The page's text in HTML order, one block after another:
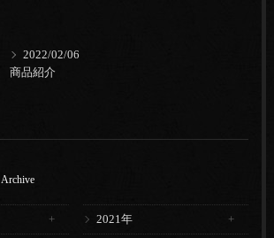
2022/02/06
商品紹介
Archive
2021年